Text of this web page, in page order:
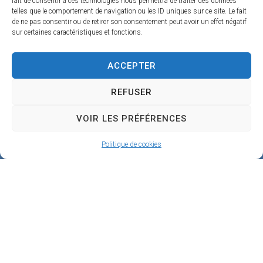
telles que le comportement de navigation ou les ID uniques sur ce site. Le fait
de ne pas consentir ou de retirer son consentement peut avoir un effet négatif
sur certaines caractéristiques et fonctions.
ACCEPTER
REFUSER
VOIR LES PRÉFÉRENCES
Politique de cookies
5
1
B